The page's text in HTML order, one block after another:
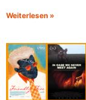
Weiterlesen »